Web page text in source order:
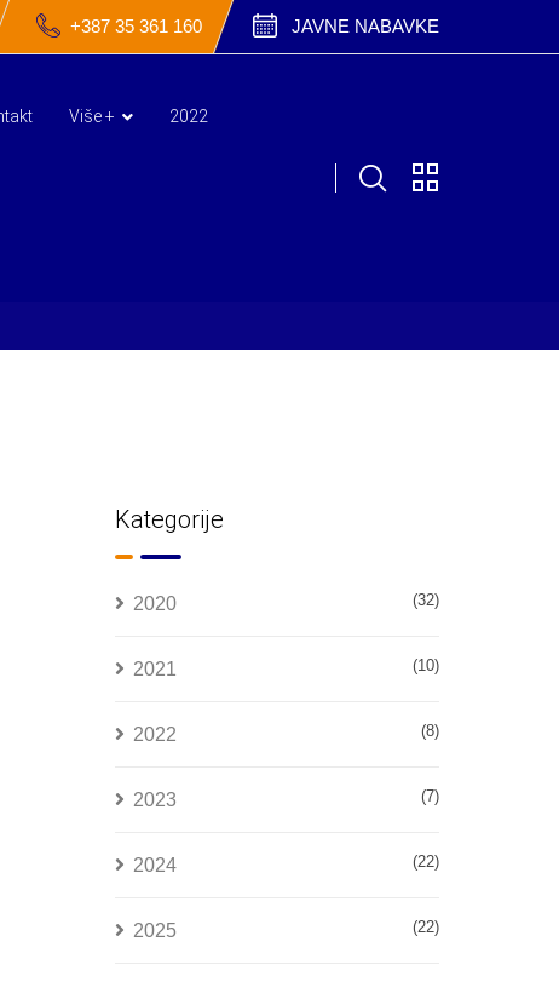
+387 35 361 160 JAVNE NABAVKE
Više + 2022
Kategorije
2020 (32)
2021 (10)
2022 (8)
2023 (7)
2024 (22)
2025 (22)